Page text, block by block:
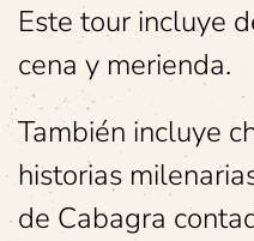
Este tour incluye
cena y merienda.
También incluye
historias
de Cabagra